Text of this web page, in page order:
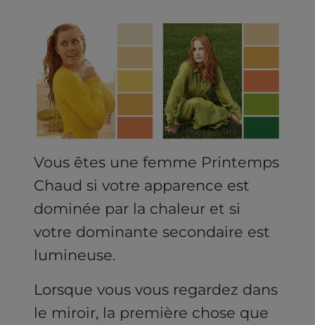
Vous êtes une femme Printemps
Chaud si votre apparence est
dominée par la chaleur et si
votre dominante secondaire est
lumineuse.
Lorsque vous vous regardez dans
le miroir, la première chose que